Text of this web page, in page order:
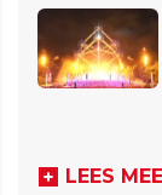
LEES